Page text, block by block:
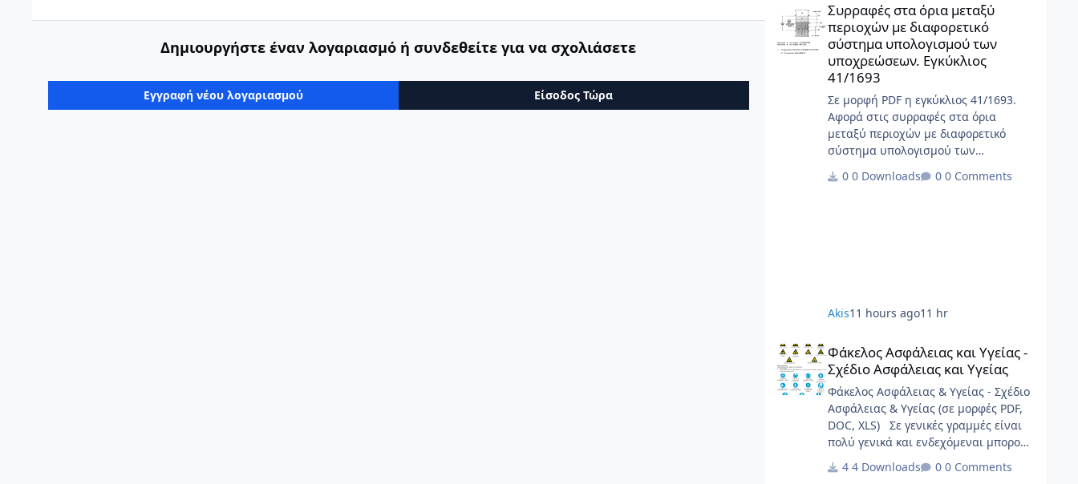
Δημιουργήστε έναν λογαριασμό ή συνδεθείτε για να σχολιάσετε
Εγγραφή νέου λογαριασμού Είσοδος Τώρα
Συρραφές στα όρια μεταξύ
περιοχών με διαφορετικό
σύστημα υπολογισμού των
υποχρεώσεων. Εγκύκλιος
41/1693
Σε μορφή PDF η εγκύκλιος 41/1693.
Αφορά στις συρραφές στα όρια
μεταξύ περιοχών με διαφορετικό
σύστημα υπολογισμού των
της.
0 Downloads 0 Comments
Akis11 hours ago11 hr
Φάκελος Ασφάλειας και Υγείας - Σχέδιο Ασφάλειας και
Φάκελος Ασφάλειας και Υγείας -
Σχέδιο Ασφάλειας και Υγείας
Φάκελος Ασφάλειας & Υγείας - Σχέδιο
Ασφάλειας & Υγείας (σε μορφές PDF,
DOC, XLS) Σε γενικές γραμμές είναι
πολύ γενικά και ενδεχόμεναι μπορούν
να καλύψουν σημαντικό φάσμα
έργων.
4 Downloads 0 Comments